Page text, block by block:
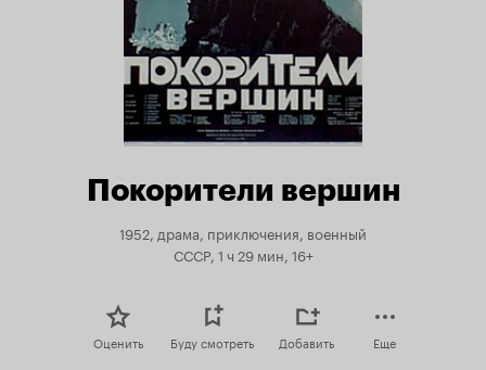
Покорители вершин
1952, драма, приключения, военный
СССР, 1 ч 29 мин, 16+
Оценить Буду смотреть Добавить Еще